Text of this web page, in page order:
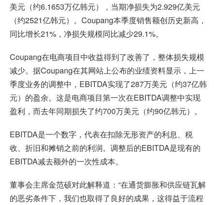
美元（约6.1653万亿韩元），当期净损失为2.929亿美元
（约2521亿韩元）。Coupang本季度销售额创历史新高，
同比增长21%，净损失规模同比减少29.1%。
Coupang在电商项目中收益得到了改善了，整体损失规模
减少。据Coupang在其网站上公布的业绩资料显示，上一
季度业务的调整中，EBITDA实现了287万美元（约37亿韩
元）的盈余。这是电商项目第一次在EBITDA调整中实现
盈利，而去年同期损失了约700万美元（约90亿韩元）。
EBITDA是一个数字，代表在扣除无形资产的利息、税
收、折旧和摊销之前的利润。调整后的EBITDA是现有的
EBITDA减去额外的一次性成本。
董事会主席金范硕对此解释道：“在通货膨胀和供应链瓦解
的恶劣条件下，我们也取得了良好的成果，这得益于流程